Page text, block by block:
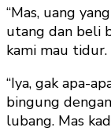
“Mas, uang
utang dan beli
kami mau tidur.
“Iya, gak apa-
bingung
lubang. Mas